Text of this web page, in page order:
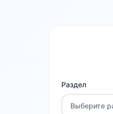
Раздел
Выберите